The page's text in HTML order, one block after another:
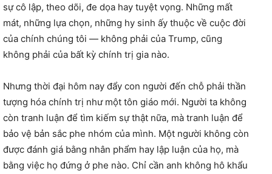
sự cô lập, theo dõi, đe dọa hay tuyệt vọng. Những mất
mát, những lựa chọn, những hy sinh ấy thuộc về cuộc đời
của chính chúng tôi — không phải của Trump, cũng
không phải của bất kỳ chính trị gia nào.
Nhưng thời đại hôm nay đẩy con người đến chỗ phải thần
tượng hóa chính trị như một tôn giáo mới. Người ta không
còn tranh luận để tìm kiếm sự thật nữa, mà tranh luận để
bảo vệ bản sắc phe nhóm của mình. Một người không còn
được đánh giá bằng nhân phẩm hay lập luận của họ, mà
bằng việc họ đứng ở phe nào. Chỉ cần anh không hô khẩu